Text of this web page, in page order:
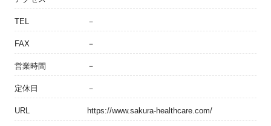
TEL －
FAX －
営業時間 －
定休日 －
URL https://www.sakura-healthcare.com/